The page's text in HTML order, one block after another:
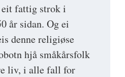
fattig strok i
år sidan. Og ei
denne religiøse
hjå småkårsfolk
liv, i alle fall for